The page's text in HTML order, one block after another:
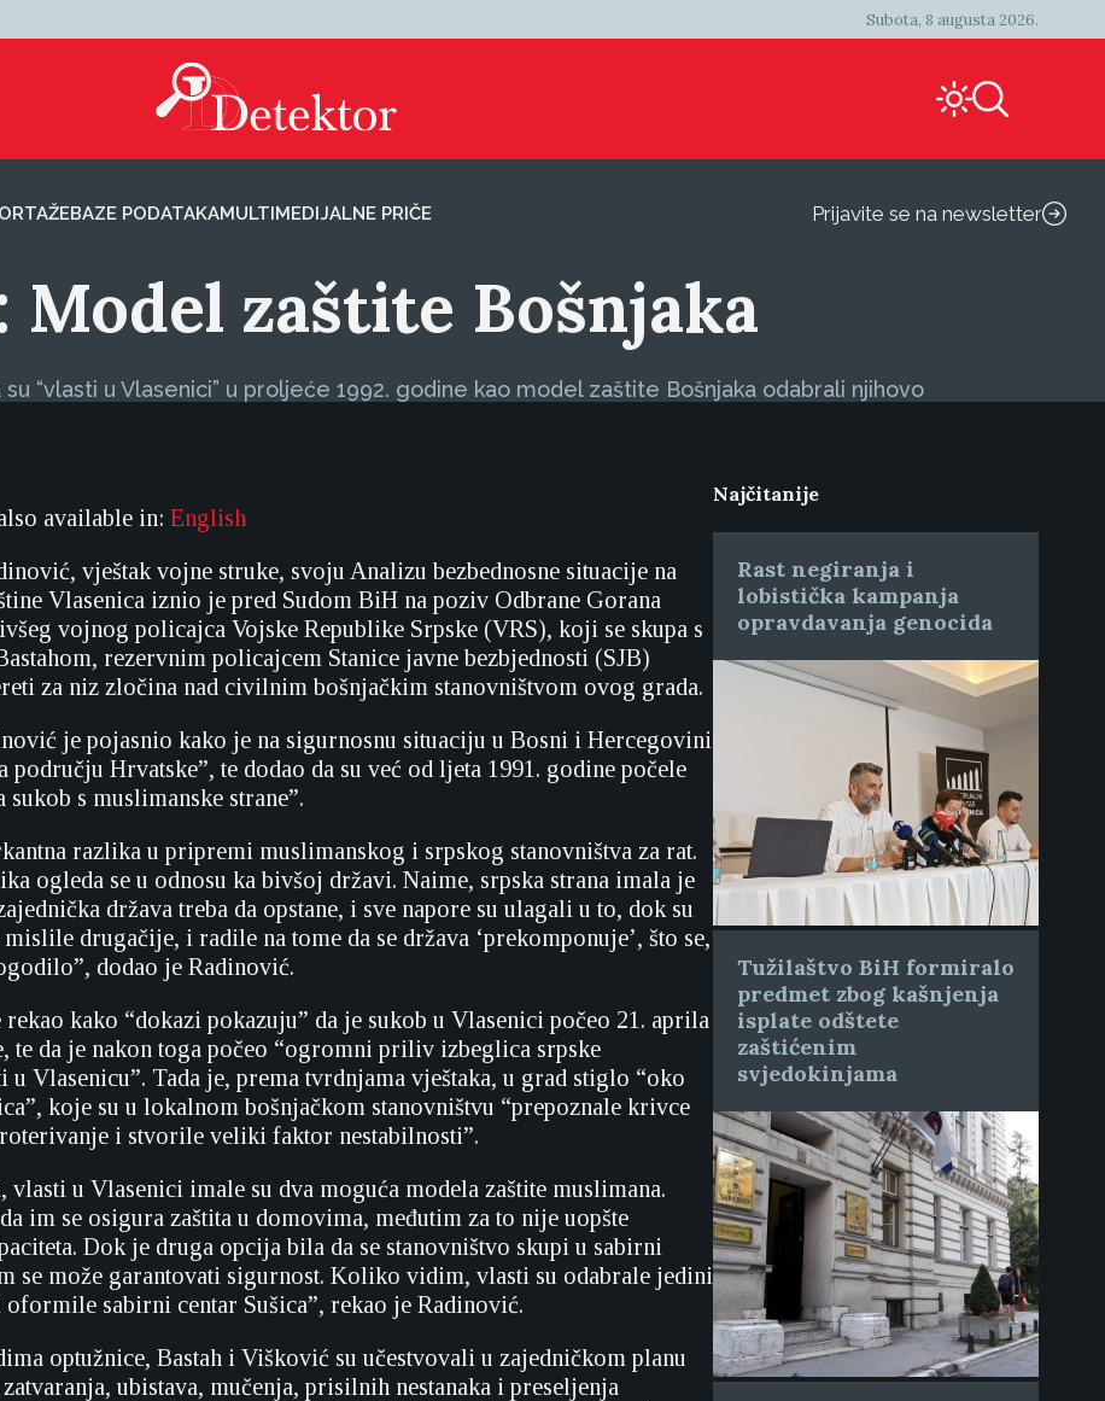
Subota, 8 augusta 2026.
BAZE PODATAKAMULTIMEDIJALNE PRIČE Prijavite se na newsletter
Model zaštite Bošnjaka
“vlasti u Vlasenici” u proljeće 1992. godine kao model zaštite Bošnjaka odabrali njihovo
available in: English
vještak vojne struke, svoju Analizu bezbednosne situacije na
Vlasenica iznio je pred Sudom BiH na poziv Odbrane Gorana
vojnog policajca Vojske Republike Srpske (VRS), koji se skupa s
rezervnim policajcem Stanice javne bezbjednosti (SJB)
za niz zločina nad civilnim bošnjačkim stanovništvom ovog grada.
je pojasnio kako je na sigurnosnu situaciju u Bosni i Hercegovini
području Hrvatske”, te dodao da su već od ljeta 1991. godine počele
sukob s muslimanske strane”.
razlika u pripremi muslimanskog i srpskog stanovništva za rat.
ogleda se u odnosu ka bivšoj državi. Naime, srpska strana imala je
država treba da opstane, i sve napore su ulagali u to, dok su
drugačije, i radile na tome da se država ‘prekomponuje’, što se,
dodao je Radinović.
kako “dokazi pokazuju” da je sukob u Vlasenici počeo 21. aprila
te da je nakon toga počeo “ogromni priliv izbeglica srpske
u Vlasenicu”. Tada je, prema tvrdnjama vještaka, u grad stiglo “oko
koje su u lokalnom bošnjačkom stanovništvu “prepoznale krivce
i stvorile veliki faktor nestabilnosti”.
vlasti u Vlasenici imale su dva moguća modela zaštite muslimana.
im se osigura zaštita u domovima, međutim za to nije uopšte
Dok je druga opcija bila da se stanovništvo skupi u sabirni
se može garantovati sigurnost. Koliko vidim, vlasti su odabrale jedini
sabirni centar Sušica”, rekao je Radinović.
optužnice, Bastah i Višković su učestvovali u zajedničkom planu
ubistava, mučenja, prisilnih nestanaka i preseljenja
Najčitanije
Rast negiranja i
lobistička kampanja
opravdavanja genocida
Tužilaštvo BiH formiralo
predmet zbog kašnjenja
isplate odštete
zaštićenim
svjedokinjama